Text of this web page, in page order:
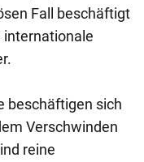
Fall beschäftigt
internationale
beschäftigen sich
Verschwinden
reine